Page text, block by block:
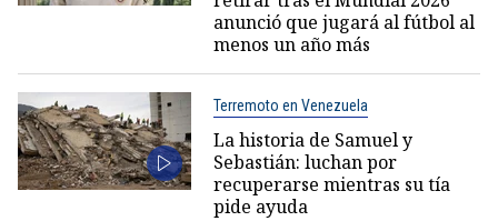
anunció que jugará al fútbol al
menos un año más
Terremoto en Venezuela
La historia de Samuel y
Sebastián: luchan por
recuperarse mientras su tía
pide ayuda